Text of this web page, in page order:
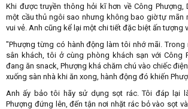
Khi được truyền thông hỏi kĩ hơn về Công Phượng,
một cầu thủ ngôi sao nhưng không bao giờ tự mãn
vui vẻ. Anh cũng kể lại một chi tiết đặc biệt ấn tượng
"Phượng từng có hành động làm tôi nhớ mãi. Trong
sân khách, tôi ở cùng phòng khách sạn với Công
đang ăn snack, Phượng khá chăm chú vào chiếc
xuống sàn nhà khi ăn xong, hành động đó khiến
Anh ấy bảo tôi hãy sử dụng sọt rác. Tôi đáp lại
Phượng đứng lên, đến tận nơi nhặt rác bỏ vào sọt